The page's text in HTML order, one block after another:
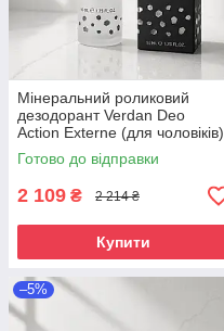
Мінеральний роликовий
дезодорант Verdan Deo
Action Externe (для чоловіків),
50 мл
Готово до відправки
2 109 ₴ 2 214 ₴
Купити
–5%